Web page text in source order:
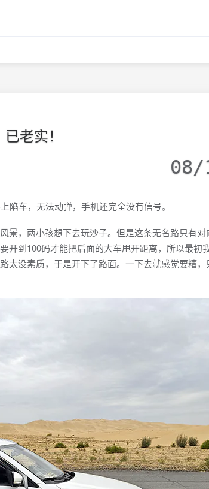
老实！
08/
车，无法动弹，手机还完全没有信号。
，两小孩想下去玩沙子。但是这条无名路只有对
开到100码才能把后面的大车甩开距离，所以最初
太没素质，于是开下了路面。一下去就感觉要糟，